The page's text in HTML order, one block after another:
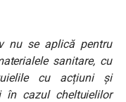
nu se aplică pentru
sanitare, cu
cu acțiuni și
în cazul cheltuielilor